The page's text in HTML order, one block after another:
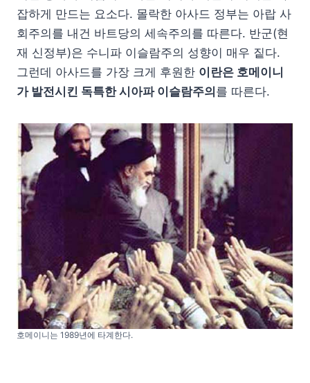
잡하게 만드는 요소다. 몰락한 아사드 정부는 아랍 사
회주의를 내건 바트당의 세속주의를 따른다. 반군(현
재 신정부)은 수니파 이슬람주의 성향이 매우 짙다.
그런데 아사드를 가장 크게 후원한 이란은 호메이니
가 발전시킨 독특한 시아파 이슬람주의를 따른다.
호메이니는 1989년에 타계한다.